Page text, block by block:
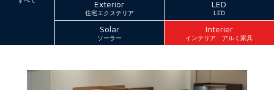
Exterior
住宅エクステリア
LED
LED
Solar
ソーラー
Interier
インテリア アルミ家具